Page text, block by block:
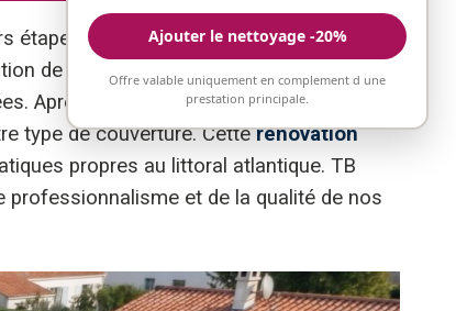
étapes. Nous commençons toujours par
de la peinture. Un nettoyage haute
Après séchage complet, nous
type de couverture. Cetterénovation
propres au littoral atlantique. TB
professionnalisme et de la qualité de nos
Ajouter le nettoyage -20%
Offre valable uniquement en complement d une
prestation principale.